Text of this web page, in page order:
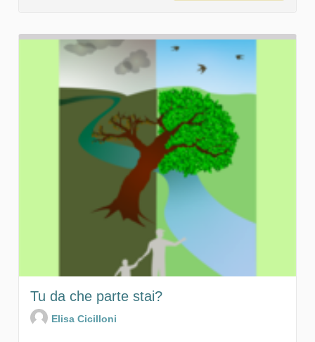
Tu da che parte stai?
Elisa Cicilloni